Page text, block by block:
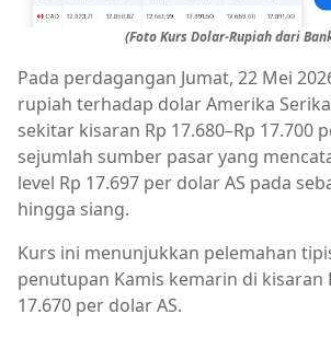
(Foto Kurs Dolar-Rupiah dari
Pada perdagangan Jumat, 22 Mei
rupiah terhadap dolar Amerika
sekitar kisaran Rp 17.680–Rp 17.700
sejumlah sumber pasar yang
level Rp 17.697 per dolar AS pada
hingga siang.
Kurs ini menunjukkan pelemahan
penutupan Kamis kemarin di kisaran
17.670 per dolar AS.